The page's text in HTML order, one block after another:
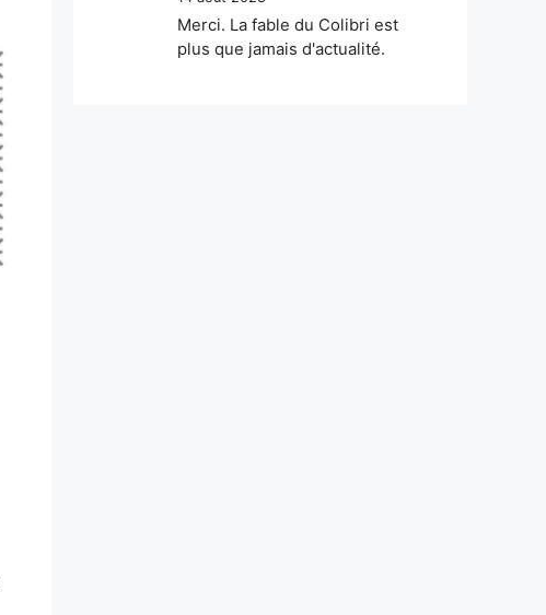
Merci. La fable du Colibri est
plus que jamais d'actualité.